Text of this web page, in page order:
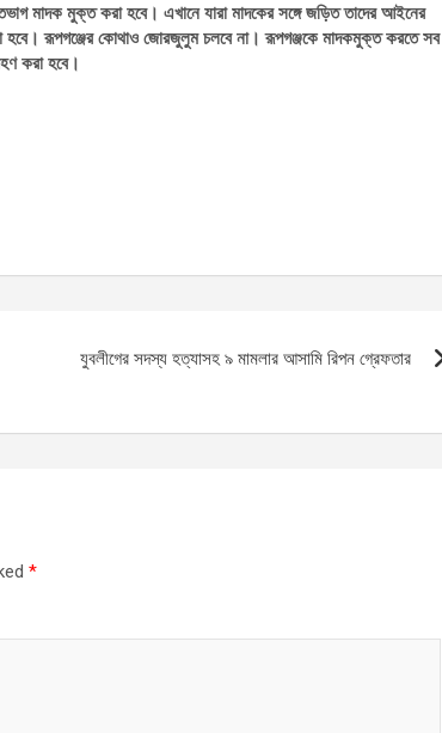
মাদক মুক্ত করা হবে। এখানে যারা মাদকের সঙ্গে জড়িত তাদের আইনের
হবে। রূপগঞ্জের কোথাও জোরজুলুম চলবে না। রূপগঞ্জকে মাদকমুক্ত করতে সব
করা হবে।
যুবলীগের সদস্য হত্যাসহ ৯ মামলার আসামি রিপন গ্রেফতার
*